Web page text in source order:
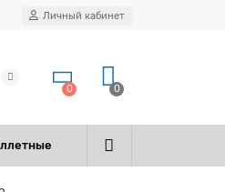
Личный кабинет
0 0